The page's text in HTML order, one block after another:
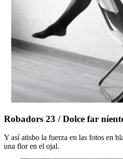
Robadors
/
Dolce
Robadors 23 / Dolce far
Y así atisbo la fuerza en las fotos en
una flor en el ojal.